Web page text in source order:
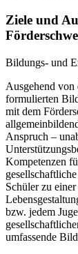
Ziele und
Bildungs- und
Ausgehend von
formulierten
mit dem
Anspruch –
Kompetenzen
Schüler zu
bzw. jedem
umfassende